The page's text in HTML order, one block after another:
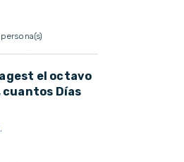
el octavo
cuantos Días